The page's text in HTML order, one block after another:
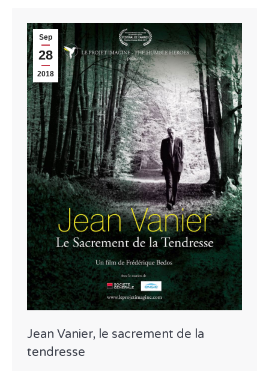
Sep
28
2018
Jean Vanier, le sacrement de la
tendresse